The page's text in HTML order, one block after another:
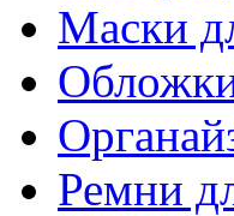
Маски
Ремни